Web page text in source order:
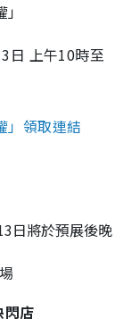
日 上午10時至
」領取連結
日將於預展後晚
閃店